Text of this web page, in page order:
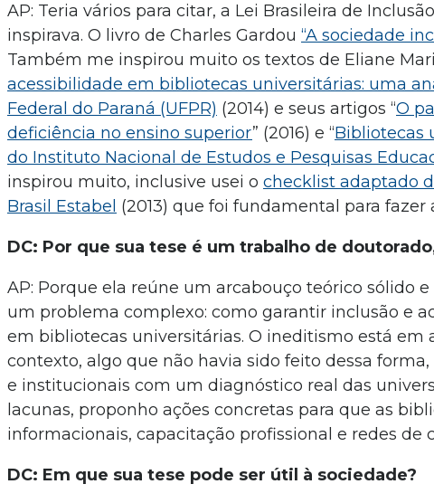
AP: Teria vários para citar, a Lei Brasileira de
inspirava. O livro de Charles Gardou “A sociedade
Também me inspirou muito os textos de Eliane
acessibilidade em bibliotecas universitárias: uma
Federal do Paraná (UFPR) (2014) e seus artigos “O
deficiência no ensino superior” (2016) e “Bibliotecas
do Instituto Nacional de Estudos e Pesquisas
inspirou muito, inclusive usei o checklist adaptado
Brasil Estabel (2013) que foi fundamental para
DC: Por que sua tese é um trabalho de
AP: Porque ela reúne um arcabouço teórico sólido
um problema complexo: como garantir inclusão e
em bibliotecas universitárias. O ineditismo está
contexto, algo que não havia sido feito dessa
e institucionais com um diagnóstico real das
lacunas, proponho ações concretas para que as
informacionais, capacitação profissional e redes de
DC: Em que sua tese pode ser útil à sociedade?